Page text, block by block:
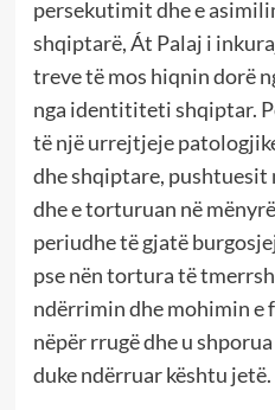
persekutimit dhe e
shqiptarë, Át Palaj i
treve të mos hiqnin dorë
nga identititeti shqiptar.
të një urrejtjeje
dhe shqiptare, pushtuesit
dhe e torturuan në
periudhe të gjatë
pse nën tortura të
ndërrimin dhe mohimin e
nëpër rrugë dhe u
duke ndërruar kështu jetë.